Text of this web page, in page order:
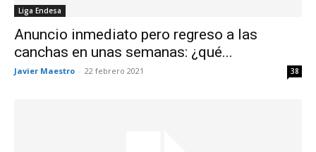
Liga Endesa
Anuncio inmediato pero regreso a las
canchas en unas semanas: ¿qué...
Javier Maestro - 22 febrero 2021 38